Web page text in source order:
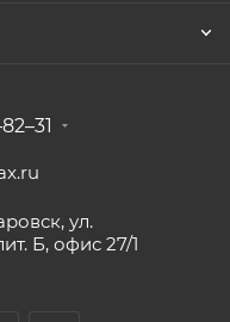
ул.
Б, офис 27/1